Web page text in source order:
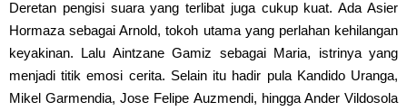
Deretan pengisi suara yang terlibat juga cukup kuat. Ada Asier
Hormaza sebagai Arnold, tokoh utama yang perlahan kehilangan
keyakinan. Lalu Aintzane Gamiz sebagai Maria, istrinya yang
menjadi titik emosi cerita. Selain itu hadir pula Kandido Uranga,
Mikel Garmendia, Jose Felipe Auzmendi, hingga Ander Vildosola